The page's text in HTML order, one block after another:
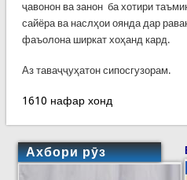
ҷавонон ва занон ба хотири
сайёра ва наслҳои оянда дар
фаъолона ширкат хоҳанд кард.
Аз таваҷҷуҳатон сипосгузорам.
1610 нафар хонд
Ахбори рӯз